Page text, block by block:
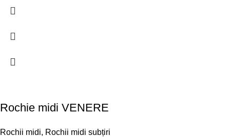
Rochie midi VENERE
Rochii midi, Rochii midi subțiri